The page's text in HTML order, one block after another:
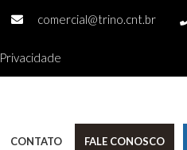
comercial@trino.cnt.br
Privacidade
CONTATO FALE CONOSCO